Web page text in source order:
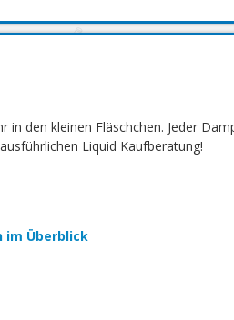
den kleinen Fläschchen. Jeder
Liquid Kaufberatung!
im Überblick